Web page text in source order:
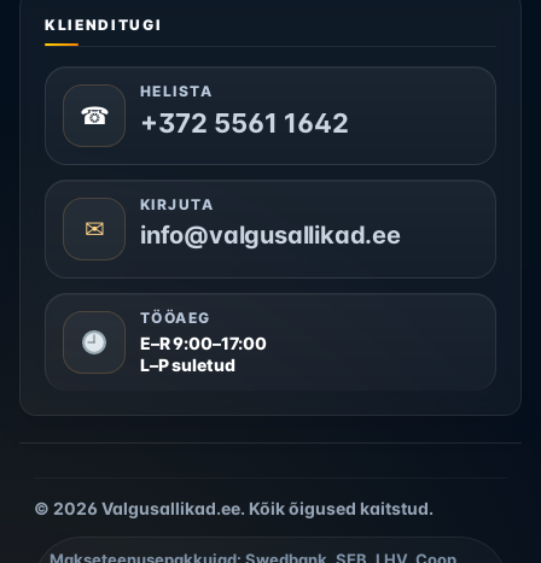
KLIENDITUGI
☎
HELISTA
+372 5561 1642
✉
KIRJUTA
info@valgusallikad.ee
TÖÖAEG
E–R 9:00–17:00
L–P suletud
© 2026 Valgusallikad.ee. Kõik õigused kaitstud.
Makseteenusepakkujad: Swedbank, SEB, LHV, Coop,